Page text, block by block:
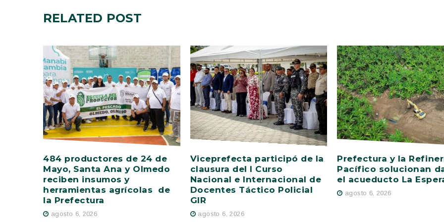
RELATED POST
484 productores de 24 de
Mayo, Santa Ana y Olmedo
reciben insumos y
herramientas agrícolas de
la Prefectura
agosto 6, 2026
Viceprefecta participó de la
clausura del I Curso
Nacional e Internacional de
Docentes Táctico Policial
GIR
agosto 6, 2026
Prefectura y la
Pacífico solucionan
el acueducto La
agosto 6, 2026